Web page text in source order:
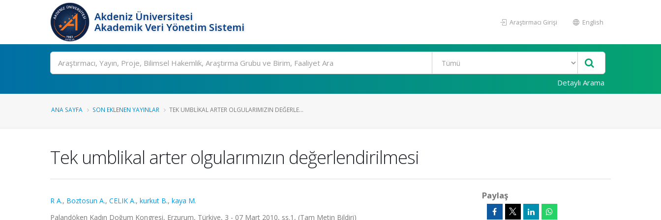
Akdeniz Üniversitesi
Akademik Veri Yönetim Sistemi
Araştırmacı Girişi English
Ara
Detaylı Arama
ANA SAYFA SON EKLENEN YAYINLAR TEK UMBLIKAL ARTER OLGULARIMIZIN DEĞERLE...
Tek umblikal arter olgularımızın değerlendirilmesi
R A., Boztosun A., CELIK A., kurkut B., kaya M.
Palandöken Kadın Doğum Kongresi, Erzurum, Türkiye, 3 - 07 Mart 2010, ss.1, (Tam Metin Bildiri)
Paylaş